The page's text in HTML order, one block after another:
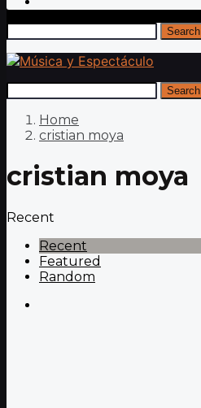
Search
Search
Home
cristian moya
cristian moya
Recent
Recent
Featured
Random